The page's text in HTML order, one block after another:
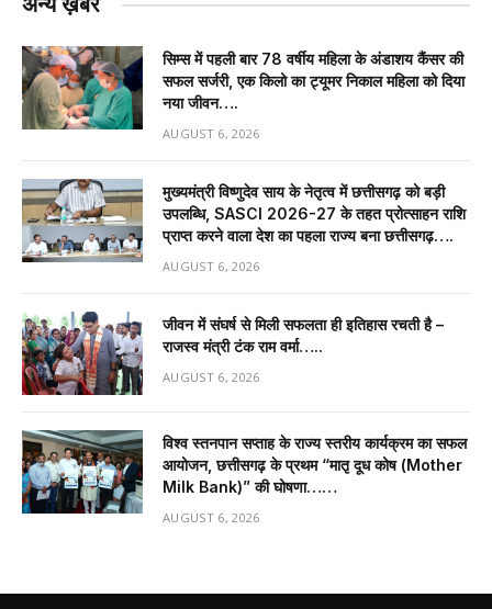
सिम्स में पहली बार 78 वर्षीय महिला के अंडाशय कैंसर की
सफल सर्जरी, एक किलो का ट्यूमर निकाल महिला को दिया
नया जीवन….
AUGUST 6, 2026
मुख्यमंत्री विष्णुदेव साय के नेतृत्व में छत्तीसगढ़ को बड़ी
उपलब्धि, SASCI 2026-27 के तहत प्रोत्साहन राशि
प्राप्त करने वाला देश का पहला राज्य बना छत्तीसगढ़….
AUGUST 6, 2026
जीवन में संघर्ष से मिली सफलता ही इतिहास रचती है –
राजस्व मंत्री टंक राम वर्मा…..
AUGUST 6, 2026
विश्व स्तनपान सप्ताह के राज्य स्तरीय कार्यक्रम का सफल
आयोजन, छत्तीसगढ़ के प्रथम “मातृ दूध कोष (Mother
Milk Bank)” की घोषणा……
AUGUST 6, 2026